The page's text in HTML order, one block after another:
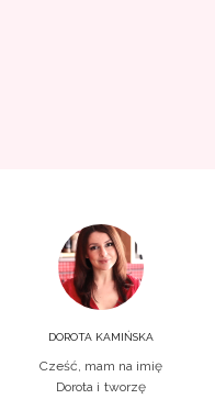
DOROTA KAMIŃSKA
Cześć, mam na imię
Dorota i tworzę